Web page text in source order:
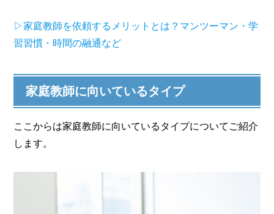
▷家庭教師を依頼するメリットとは？マンツーマン・学
習習慣・時間の融通など
家庭教師に向いているタイプ
ここからは家庭教師に向いているタイプについてご紹介
します。